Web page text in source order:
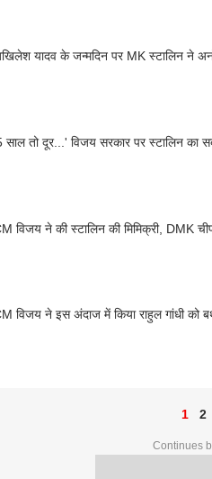
यादव के जन्मदिन पर MK स्टालिन ने
साल तो दूर...' विजय सरकार पर स्टालिन
विजय ने की स्टालिन की मिमिक्री, DMK
विजय ने इस अंदाज में किया राहुल गांधी को
1 2
Continues